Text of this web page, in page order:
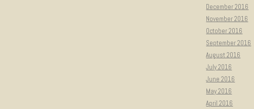
December 2016
November 2016
October 2016
September 2016
August 2016
July 2016
June 2016
May 2016
April 2016